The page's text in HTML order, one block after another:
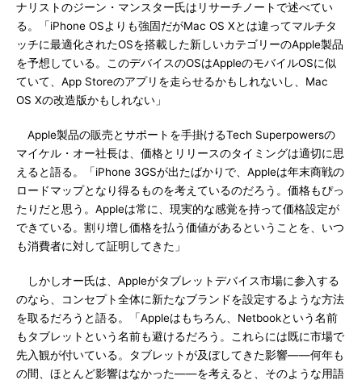
ナリストのジーン・マンスター氏はリサーチノートで述べてい
る。「iPhone OSよりも強固だがMac OS Xとは違ってマルチタ
ッチに最適化されたOSを搭載した新しいカテゴリーのApple製品
を予想している。このデバイスのOSはAppleのモバイルOSに似
ていて、App Storeのアプリを走らせるかもしれないし、Mac
OS Xの改造版かもしれない」
Apple製品の販売とサポートを手掛けるTech Superpowersの
マイケル・オー社長は、価格とリリースのタイミングは適切に思
えると語る。「iPhone 3GSが出たばかりで、Appleは年末商戦の
ロードマップとなり得るものを考えているのだろう。価格もぴっ
たりだと思う。Appleは常に、現実的な感覚を持って価格設定が
できている。割り増し価格を払う価値があるということを、いつ
も消費者に対して証明してきた」
しかしオー氏は、Appleがタブレットデバイス市場に参入する
のなら、コンセプト全体に新たなブランドを設定するような方法
を取るだろうと語る。「Appleはもちろん、Netbookという名前
もタブレットという名前も避けるだろう。これらには既に市場で
先入観が付いている。タブレットが及ぼしてきた影響――何年も
の間、ほとんど影響はなかった――を考えると、そのような用語